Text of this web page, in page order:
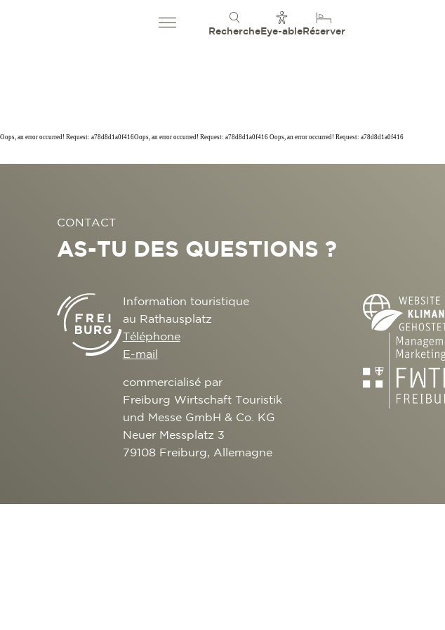
Recherche Eye-able Réserver
Oops, an error occurred! Request: a78d8d1a0f416Oops, an error occurred! Request: a78d8d1a0f416 Oops, an error occurred! Request: a78d8d1a0f416
CONTACT
AS-TU DES QUESTIONS ?
Information touristique
au Rathausplatz
Téléphone
E-mail
commercialisé par
Freiburg Wirtschaft Touristik
und Messe GmbH & Co. KG
Neuer Messplatz 3
79108 Freiburg, Allemagne